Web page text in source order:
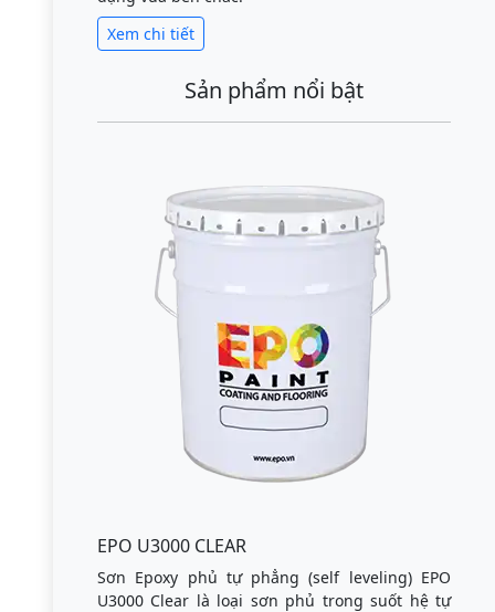
Xem chi tiết
Sản phẩm nổi bật
EPO U3000 CLEAR
Sơn Epoxy phủ tự phẳng (self leveling) EPO
U3000 Clear là loại sơn phủ trong suốt hệ tự